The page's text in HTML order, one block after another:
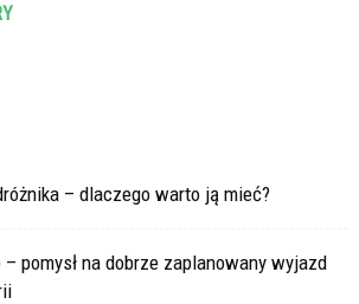
– dlaczego warto ją mieć?
pomysł na dobrze zaplanowany wyjazd